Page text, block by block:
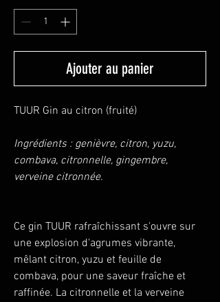
Ajouter au panier
TUUR Gin au citron (fruité)
Ingrédients : genièvre, citron, yuzu,
combava, citronnelle, gingembre,
verveine citronnée.
Ce gin TUUR rafraîchissant s'ouvre sur
une explosion d'agrumes vibrante,
mêlant citron, yuzu et feuille de
combava, pour une saveur fraîche et
raffinée. La citronnelle et la verveine